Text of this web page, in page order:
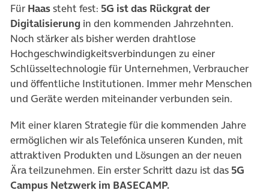
Für Haassteht fest: 5G ist das Rückgrat der
Digitalisierung in den kommenden Jahrzehnten.
Noch stärker als bisher werden drahtlose
Hochgeschwindigkeitsverbindungen zu einer
Schlüsseltechnologie für Unternehmen, Verbraucher
und öffentliche Institutionen. Immer mehr Menschen
und Geräte werden miteinander verbunden sein.
Mit einer klaren Strategie für die kommenden Jahre
ermöglichen wir als Telefónica unseren Kunden, mit
attraktiven Produkten und Lösungen an der neuen
Ära teilzunehmen. Ein erster Schritt dazu ist das 5G
Campus Netzwerk im BASECAMP.